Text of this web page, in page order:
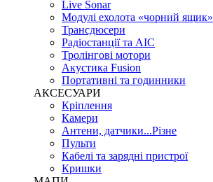
Live Sonar
Модулі ехолота «чорний ящик»
Трансдюсери
Радіостанції та АІС
Тролінгові мотори
Акустика Fusion
Портативні та годинники
АКСЕСУАРИ
Кріплення
Камери
Антени, датчики...Різне
Пульти
Кабелі та зарядні пристрої
Кришки